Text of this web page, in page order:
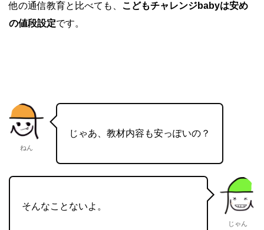
他の通信教育と比べても、 こどもチャレンジbabyは安め
の値段設定です。
ねん
じゃあ、教材内容も安っぽいの？
そんなことないよ。
じゃん